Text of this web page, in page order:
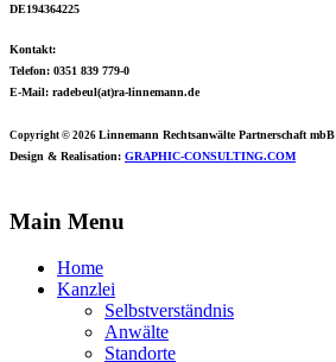
DE194364225
Kontakt:
Telefon: 0351 839 779-0
E-Mail: radebeul(at)ra-linnemann.de
Copyright © 2026 Linnemann RechtsanwältePartnerschaft mbB
Design & Realisation: GRAPHIC-CONSULTING.COM
Main Menu
Home
Kanzlei
Selbstverständnis
Anwälte
Standorte